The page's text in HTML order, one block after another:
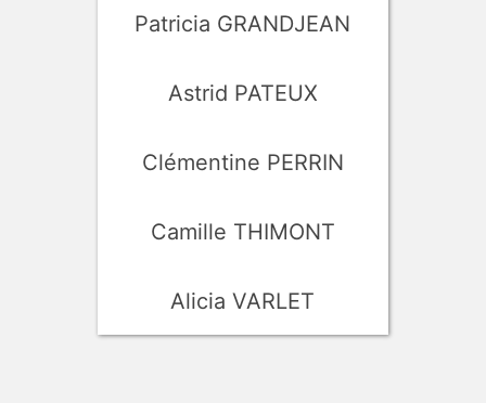
Patricia GRANDJEAN
Astrid PATEUX
Clémentine PERRIN
Camille THIMONT
Alicia VARLET